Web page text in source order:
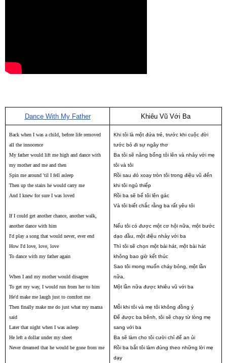
Dance With My Father Khiêu Vũ Với Ba
Back when I was a child, before life removed
all the innocence
My father would lift me high and dance with
my mother and me and then
Spin me around 'til I fell asleep
Then up the stairs he would carry me
And I knew for sure I was loved
If I could get another chance, another walk,
another dance with him
I'd play a song that would never, ever end
How I'd love, love, love
To dance with my father again
When I and my mother would disagree
To get my way, I would run from her to him
He'd make me laugh just to comfort me
Then finally make me do just what my mama
said
Later that night when I was asleep
He left a dollar under my sheet
Never dreamed that he would be gone from me
Khi tôi là một đứa trẻ, trước khi cuộc đời
tước bỏ đi sự ngây thơ
Ba tôi sẽ nâng bổng tôi lên và nhảy với mẹ
tôi và tôi
Rồi sau đó xoay tròn tôi trong điệu vũ đến
khi tôi ngủ thiếp
Rồi ba sẽ bế tôi lên gác
Và tôi biết chắc rằng ba rất yêu tôi
Nếu tôi có được một cơ hội nữa, một bước
dạo đầu, một điệu nhảy với ba
Thì tôi sẽ chọn một bài hát, một bài hát
không bao giờ kết thúc
Sao tôi mong muốn cháy bỏng, một lần
nữa,
Một lần nữa được khiêu vũ với ba
Mỗi khi tôi và mẹ tôi không đồng ý
Để được ba bênh, tôi sẽ chạy từ lòng mẹ
sang với ba
Ba sẽ làm cho tôi cười chỉ để an ủi
Rồi ba bắt tôi làm đúng theo những lời mẹ
dạy